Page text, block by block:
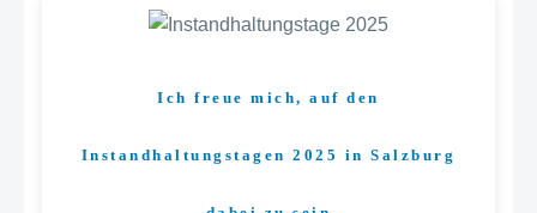
Ich freue mich, auf den
Instandhaltungstagen 2025 in Salzburg